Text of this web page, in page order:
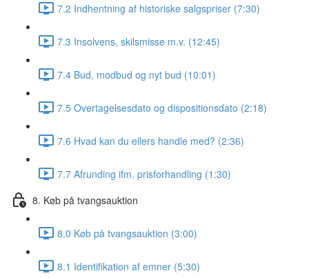
7.2 Indhentning af historiske salgspriser (7:30)
7.3 Insolvens, skilsmisse m.v. (12:45)
7.4 Bud, modbud og nyt bud (10:01)
7.5 Overtagelsesdato og dispositionsdato (2:18)
7.6 Hvad kan du ellers handle med? (2:36)
7.7 Afrunding ifm. prisforhandling (1:30)
8. Køb på tvangsauktion
8.0 Køb på tvangsauktion (3:00)
8.1 Identifikation af emner (5:30)